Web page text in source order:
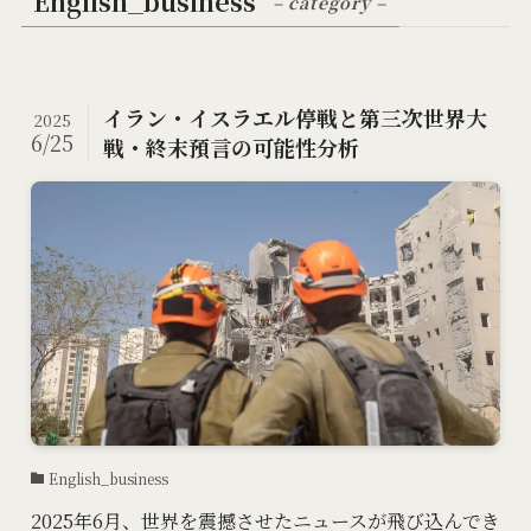
イラン・イスラエル停戦と第三次世界大
戦・終末預言の可能性分析
2025
6/25
English_business
2025年6月、世界を震撼させたニュースが飛び込んでき